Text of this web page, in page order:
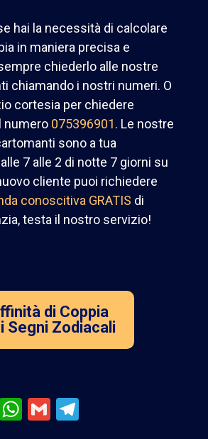
hai la necessità di calcolare
in maniera precisa e
chiederlo alle nostre
chiamando i nostri numeri. O
cortesia per chiedere
numero 075396901. Le nostre
sono a tua
7 alle 2 di notte 7 giorni su
cliente puoi richiedere
conoscitiva GRATIS di
testa il nostro servizio!
di Coppia
Segni Zodiacali
E
W G